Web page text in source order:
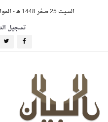
السبت 25 صفر 1448 هـ -
تسجيل